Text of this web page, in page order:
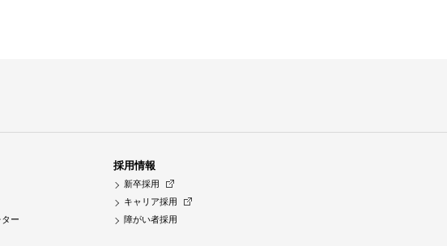
ー
採用情報
新卒採用
キャリア採用
障がい者採用